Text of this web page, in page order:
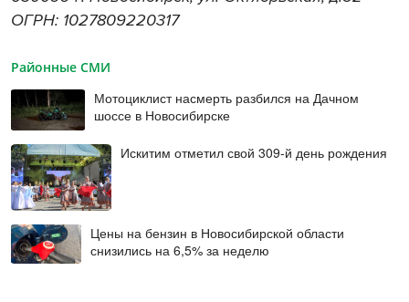
ОГРН: 1027809220317
Районные СМИ
Мотоциклист насмерть разбился на Дачном
шоссе в Новосибирске
Искитим отметил свой 309-й день рождения
Цены на бензин в Новосибирской области
снизились на 6,5% за неделю